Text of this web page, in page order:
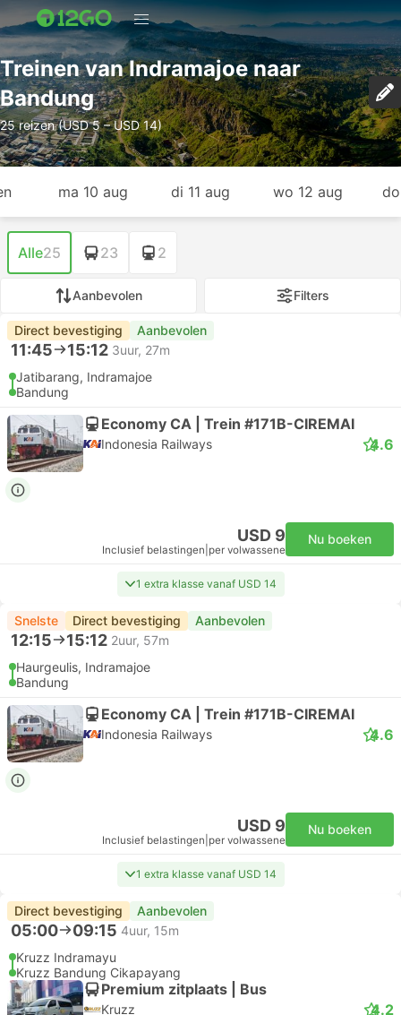
Treinen van Indramajoe naar
Bandung
25 reizen (USD 5 – USD 14)
ma 10 aug di 11 aug wo 12 aug
Alle25 23 2
Aanbevolen Filters
Direct bevestiging Aanbevolen
11:45 15:12 3uur, 27m
Jatibarang, Indramajoe
Bandung
Economy CA | Trein #171B-CIREMAI
Indonesia Railways 4.6
USD 9
Inclusief belastingen per volwassene
Nu boeken
1 extra klasse vanaf USD 14
Snelste Direct bevestiging Aanbevolen
12:15 15:12 2uur, 57m
Haurgeulis, Indramajoe
Bandung
Economy CA | Trein #171B-CIREMAI
Indonesia Railways 4.6
USD 9
Inclusief belastingen per volwassene
Nu boeken
1 extra klasse vanaf USD 14
Direct bevestiging Aanbevolen
05:00 09:15 4uur, 15m
Kruzz Indramayu
Kruzz Bandung Cikapayang
Premium zitplaats | Bus
Kruzz 4.2